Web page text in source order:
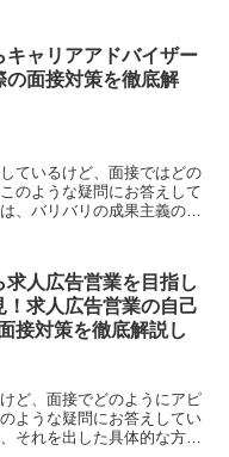
キャリアアドバイザー
の面接対策を徹底解
ているけど、面接ではどの
のような疑問にお答えして
、バリバリの成果主義の職
求人広告営業を目指し
！求人広告営業の自己
接対策を徹底解説し
ど、面接でどのようにアピ
ような疑問にお答えしてい
それを出した具体的な方法